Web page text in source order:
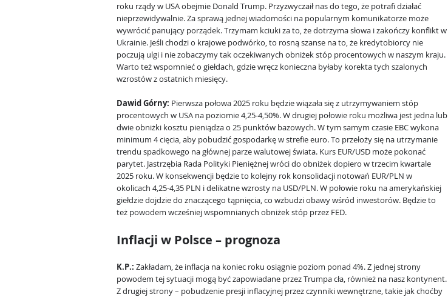
roku rządy w USA obejmie Donald Trump. Przyzwyczaił nas do tego, że potrafi działać
nieprzewidywalnie. Za sprawą jednej wiadomości na popularnym komunikatorze może
wywrócić panujący porządek. Trzymam kciuki za to, że dotrzyma słowa i zakończy konflikt w
Ukrainie. Jeśli chodzi o krajowe podwórko, to rosną szanse na to, że kredytobiorcy nie
poczują ulgi i nie zobaczymy tak oczekiwanych obniżek stóp procentowych w naszym kraju.
Warto też wspomnieć o giełdach, gdzie wręcz konieczna byłaby korekta tych szalonych
wzrostów z ostatnich miesięcy.
Dawid Górny: Pierwsza połowa 2025 roku będzie wiązała się z utrzymywaniem stóp
procentowych w USA na poziomie 4,25-4,50%. W drugiej połowie roku możliwa jest jedna lub
dwie obniżki kosztu pieniądza o 25 punktów bazowych. W tym samym czasie EBC wykona
minimum 4 cięcia, aby pobudzić gospodarkę w strefie euro. To przełoży się na utrzymanie
trendu spadkowego na głównej parze walutowej świata. Kurs EUR/USD może pokonać
parytet. Jastrzębia Rada Polityki Pieniężnej wróci do obniżek dopiero w trzecim kwartale
2025 roku. W konsekwencji będzie to kolejny rok konsolidacji notowań EUR/PLN w
okolicach 4,25-4,35 PLN i delikatne wzrosty na USD/PLN. W połowie roku na amerykańskiej
giełdzie dojdzie do znaczącego tąpnięcia, co wzbudzi obawy wśród inwestorów. Będzie to
też powodem wcześniej wspomnianych obniżek stóp przez FED.
Inflacji w Polsce – prognoza
K.P.: Zakładam, że inflacja na koniec roku osiągnie poziom ponad 4%. Z jednej strony
powodem tej sytuacji mogą być zapowiadane przez Trumpa cła, również na nasz kontynent.
Z drugiej strony – pobudzenie presji inflacyjnej przez czynniki wewnętrzne, takie jak choćby